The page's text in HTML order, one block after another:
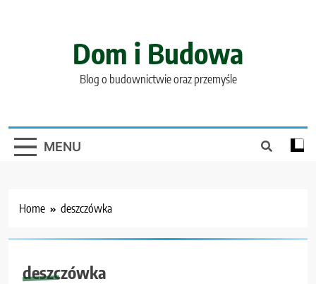
Dom i Budowa
Blog o budownictwie oraz przemyśle
MENU
Home deszczówka
deszczówka